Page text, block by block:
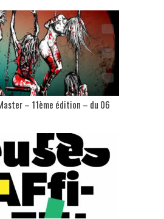
– 11ème édition – du 06